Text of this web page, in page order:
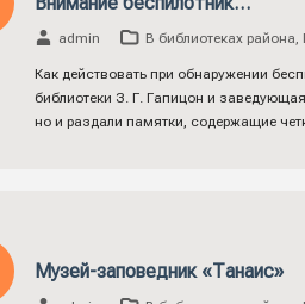
admin В библиотеках района,
Как действовать при обнаружении
библиотеки З. Г. Гапицон и
но и раздали памятки, содержащие
Музей-заповедник «Танаис»